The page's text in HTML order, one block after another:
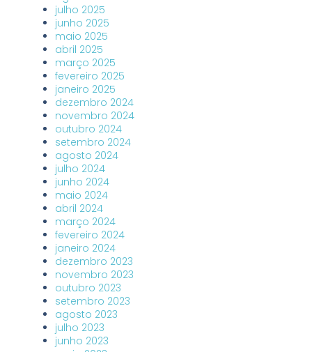
julho 2025
junho 2025
maio 2025
abril 2025
março 2025
fevereiro 2025
janeiro 2025
dezembro 2024
novembro 2024
outubro 2024
setembro 2024
agosto 2024
julho 2024
junho 2024
maio 2024
abril 2024
março 2024
fevereiro 2024
janeiro 2024
dezembro 2023
novembro 2023
outubro 2023
setembro 2023
agosto 2023
julho 2023
junho 2023